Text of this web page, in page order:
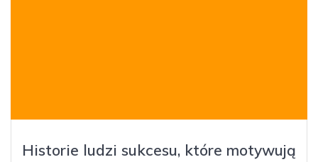
Historie ludzi sukcesu, które motywują